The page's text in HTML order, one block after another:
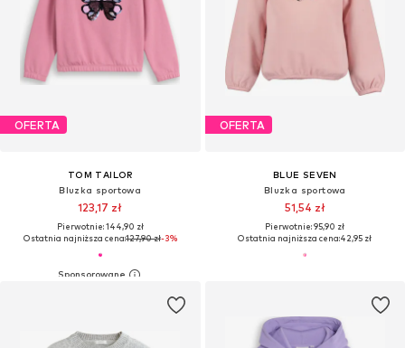
OFERTA
TOM TAILOR
Bluzka sportowa
123,17 zł
Pierwotnie: 144,90 zł
Ostatnia najniższa cena:127,90 zł-3%
OFERTA
BLUE SEVEN
Bluzka sportowa
51,54 zł
Pierwotnie: 95,90 zł
Ostatnia najniższa cena:42,95 zł